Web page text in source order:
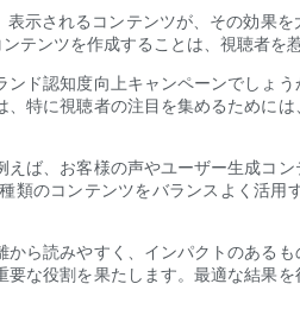
示されるコンテンツが、その効果
ンツを作成することは、視聴者を
ド認知度向上キャンペーンでしょ
特に視聴者の注目を集めるために
ば、お客様の声やユーザー生成コ
のコンテンツをバランスよく活
ら読みやすく、インパクトのある
な役割を果たします。最適な結果